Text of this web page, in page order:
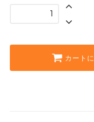
カート